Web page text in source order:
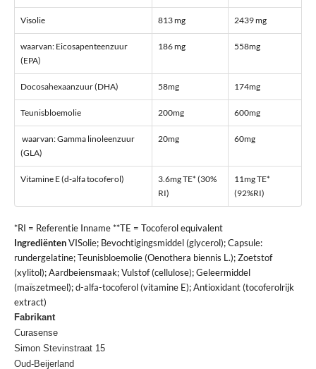
Visolie 813 mg 2439 mg
waarvan: Eicosapenteenzuur
(EPA)
186 mg 558mg
Docosahexaanzuur (DHA) 58mg 174mg
Teunisbloemolie 200mg 600mg
waarvan: Gamma linoleenzuur
(GLA)
20mg 60mg
Vitamine E (d-alfa tocoferol)
3.6mg TE* (30%
RI)
11mg TE*
(92%RI)
*RI = Referentie Inname **TE = Tocoferol equivalent
IngrediëntenVISolie; Bevochtigingsmiddel (glycerol); Capsule:
rundergelatine; Teunisbloemolie (Oenothera biennis L.); Zoetstof
(xylitol); Aardbeiensmaak; Vulstof (cellulose); Geleermiddel
(maïszetmeel); d-alfa-tocoferol (vitamine E); Antioxidant (tocoferolrijk
extract)
Fabrikant
Curasense
Simon Stevinstraat 15
Oud-Beijerland